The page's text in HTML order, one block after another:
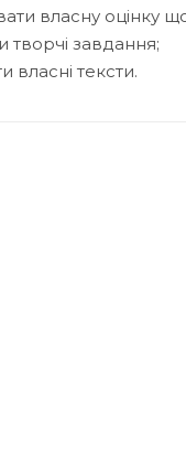
власну оцінку
творчі завдання;
власні тексти.